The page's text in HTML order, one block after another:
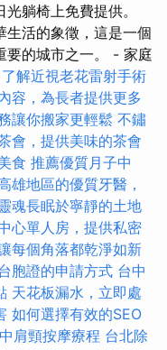
躺椅上免費提供。
生活的象徵，這是一個
要的城市之一。 - 家庭
了解近視老花雷射手術
容，為長者提供更多
讓你搬家更輕鬆 不鏽
會，提供美味的茶會
食 推薦優質月子中
雄地區的優質牙醫，
魂長眠於寧靜的土地
心單人房，提供私密
每個角落都乾淨如新
胞證的申請方式 台中
天花板漏水，立即處
如何選擇有效的SEO
肩頸按摩療程 台北除